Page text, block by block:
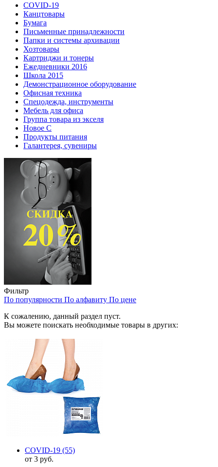
COVID-19
Канцтовары
Бумага
Письменные принадлежности
Папки и системы архивации
Хозтовары
Картриджи и тонеры
Ежедневники 2016
Школа 2015
Демонстрационное оборудование
Офисная техника
Спецодежда, инструменты
Мебель для офиса
Группа товара из экселя
Новое С
Продукты питания
Галантерея, сувениры
Фильтр
По популярности По алфавиту По цене
К сожалению, данный раздел пуст.
Вы можете поискать необходимые товары в других:
COVID-19 (55)
от 3 руб.